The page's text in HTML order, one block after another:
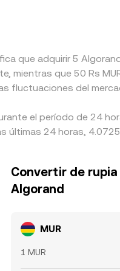
que adquirir 5
mientras que 50 Rs
fluctuaciones del
el período de 24
últimas 24 horas, 4.0725
Convertir de rupia
Algorand
MUR
1 MUR